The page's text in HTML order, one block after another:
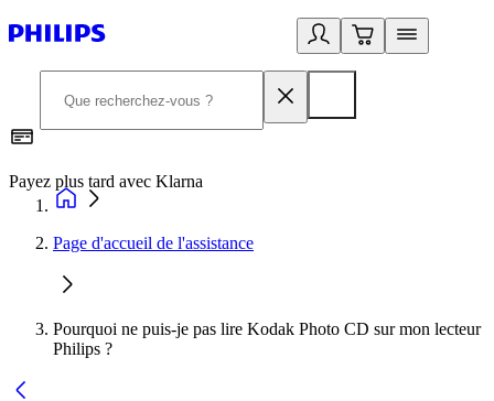
Payez plus tard avec Klarna
Page d'accueil de l'assistance
Pourquoi ne puis-je pas lire Kodak Photo CD sur mon lecteur
Philips ?